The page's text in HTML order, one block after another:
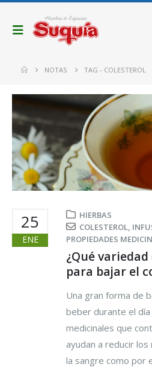
NOTAS TAG - COLESTEROL
25
ENE
HIERBAS
COLESTEROL
PROPIEDADES
¿Qué
para bajar el
Una gran forma de
beber durante el
medicinales que
ayudan a reducir
la sangre como por